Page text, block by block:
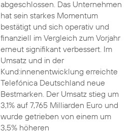
abgeschlossen. Das Unternehmen
hat sein starkes Momentum
bestätigt und sich operativ und
finanziell im Vergleich zum Vorjahr
erneut signifikant verbessert. Im
Umsatz und in der
Kund:innenentwicklung erreichte
Telefónica Deutschland neue
Bestmarken. Der Umsatz stieg um
3,1% auf 7,765 Milliarden Euro und
wurde getrieben von einem um
3,5% höheren